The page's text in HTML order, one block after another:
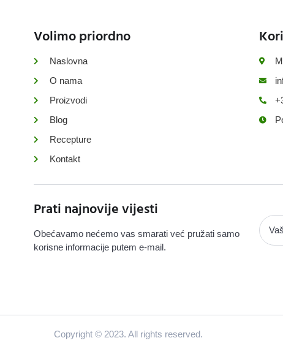
Volimo priordno
Naslovna
O nama
Proizvodi
Blog
Recepture
Kontakt
Prati najnovije vijesti
Obećavamo nećemo vas smarati već pružati samo
korisne informacije putem e-mail.
Copyright © 2023. All rights reserved.